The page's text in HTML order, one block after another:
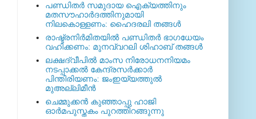
പണ്ഡിതര്‍ സമുദായ ഐക്യത്തിനും
മതസൗഹാര്‍ദത്തിനുമായി
നിലകൊള്ളണം: ഹൈദരലി തങ്ങള്‍
രാഷ്ട്രനിര്‍മിതയില്‍ പണ്ഡിതര്‍ ഭാഗധേയം
വഹിക്കണം: മുനവ്വറലി ശിഹാബ് തങ്ങള്‍
ലക്ഷദ്വീപില്‍ മാംസ നിരോധനനിയമം
നടപ്പാക്കല്‍ കേന്ദ്രസര്‍ക്കാര്‍
പിന്തിരിയണം: ജംഇയ്യത്തുല്‍
മുഅല്ലിമീന്‍
ചെമ്മുക്കന്‍ കുഞ്ഞാപ്പു ഹാജി
ഓര്‍മപുസ്തകം പുറത്തിറങ്ങുന്നു